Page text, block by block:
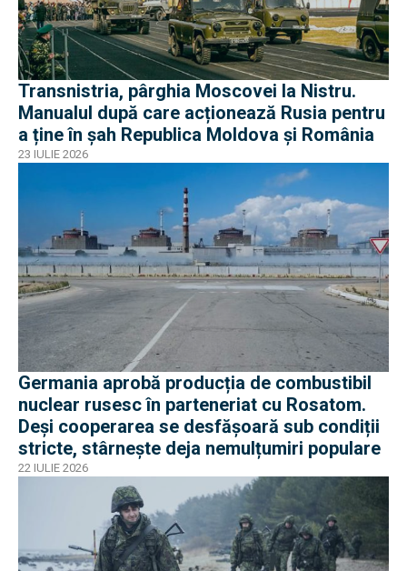
Transnistria, pârghia Moscovei la Nistru.
Manualul după care acționează Rusia pentru
a ține în șah Republica Moldova și România
23 IULIE 2026
Germania aprobă producția de combustibil
nuclear rusesc în parteneriat cu Rosatom.
Deși cooperarea se desfășoară sub condiții
stricte, stârnește deja nemulțumiri populare
22 IULIE 2026